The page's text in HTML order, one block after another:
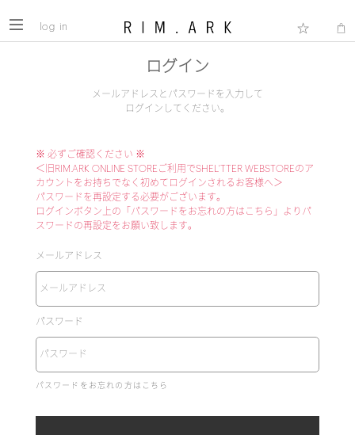
log in
ログイン
メールアドレスとパスワードを入力して
ログインしてください。
※ 必ずご確認ください ※
＜旧RIM.ARK ONLINE STOREご利用でSHEL'TTER WEBSTOREのア
カウントをお持ちでなく初めてログインされるお客様へ＞
パスワードを再設定する必要がございます。
ログインボタン上の「パスワードをお忘れの方はこちら」よりパ
スワードの再設定をお願い致します。
メールアドレス
パスワード
パスワードをお忘れの方はこちら